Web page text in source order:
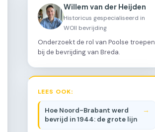
Willem van der Heijden
Historicus gespecialiseerd in
WOII bevrijding
Onderzoekt de rol van Poolse troepen
bij de bevrijding van Breda.
LEES OOK:
Hoe Noord-Brabant werd
bevrijd in 1944: de grote lijn